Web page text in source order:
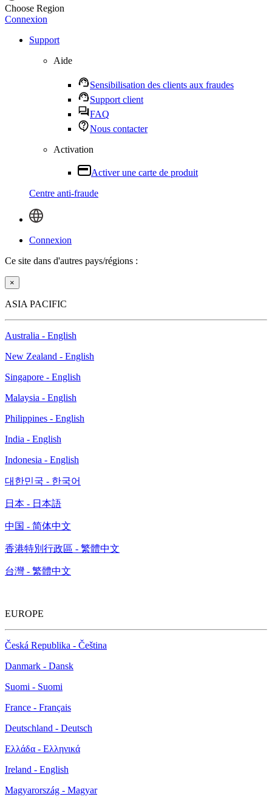
Choose Region
Connexion
Support
Aide
Sensibilisation des clients aux fraudes
Support client
FAQ
Nous contacter
Activation
Activer une carte de produit
Centre anti-fraude
Connexion
Ce site dans d'autres pays/régions :
×
ASIA PACIFIC
Australia - English
New Zealand - English
Singapore - English
Malaysia - English
Philippines - English
India - English
Indonesia - English
대한민국 - 한국어
日本 - 日本語
中国 - 简体中文
香港特別行政區 - 繁體中文
台灣 - 繁體中文
EUROPE
Česká Republika - Čeština
Danmark - Dansk
Suomi - Suomi
France - Français
Deutschland - Deutsch
Ελλάδα - Ελληνικά
Ireland - English
Magyarország - Magyar